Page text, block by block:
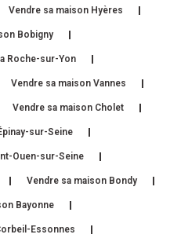
Vendre sa maison Hyères
Bobigny
Roche-sur-Yon
Vendre sa maison Vannes
Vendre sa maison Cholet
sur-Seine
Ouen-sur-Seine
Vendre sa maison Bondy
Bayonne
Essonnes